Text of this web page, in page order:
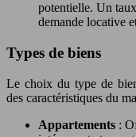
potentielle. Un
demande locative
Types de biens
Le choix du type de
des caractéristiques du
Appartements :